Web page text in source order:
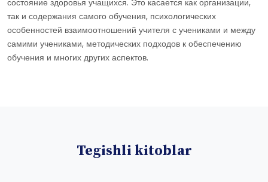
состояние здоровья учащихся. Это касается как организации,
так и содержания самого обучения, психологических
особенностей взаимоотношений учителя с учениками и между
самими учениками, методических подходов к обеспечению
обучения и многих других аспектов.
Tegishli kitoblar